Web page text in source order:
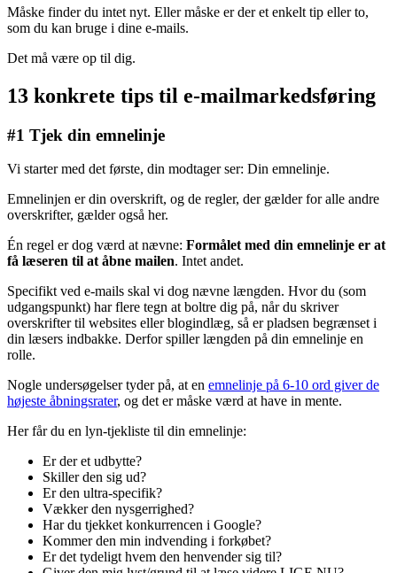
Måske finder du intet nyt. Eller måske er der et enkelt tip eller to,
som du kan bruge i dine e-mails.
Det må være op til dig.
13 konkrete tips til e-mailmarkedsføring
#1 Tjek din emnelinje
Vi starter med det første, din modtager ser: Din emnelinje.
Emnelinjen er din overskrift, og de regler, der gælder for alle andre
overskrifter, gælder også her.
Én regel er dog værd at nævne: Formålet med din emnelinje er at
få læseren til at åbne mailen. Intet andet.
Specifikt ved e-mails skal vi dog nævne længden. Hvor du (som
udgangspunkt) har flere tegn at boltre dig på, når du skriver
overskrifter til websites eller blogindlæg, så er pladsen begrænset i
din læsers indbakke. Derfor spiller længden på din emnelinje en
rolle.
Nogle undersøgelser tyder på, at en emnelinje på 6-10 ord giver de
højeste åbningsrater, og det er måske værd at have in mente.
Her får du en lyn-tjekliste til din emnelinje:
Er der et udbytte?
Skiller den sig ud?
Er den ultra-specifik?
Vækker den nysgerrighed?
Har du tjekket konkurrencen i Google?
Kommer den min indvending i forkøbet?
Er det tydeligt hvem den henvender sig til?